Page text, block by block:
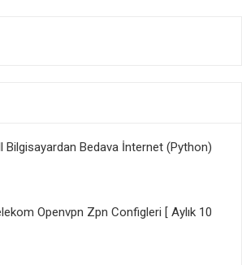
Bilgisayardan Bedava İnternet (Python)
Openvpn Zpn Configleri [ Aylık 10